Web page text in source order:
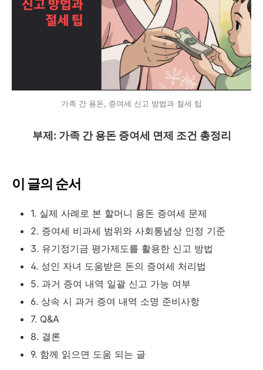
가족 간 용돈, 증여세 신고 방법과 절세 팁
부제: 가족 간 용돈 증여세 면제 조건 총정리
이 글의 순서
1. 실제 사례로 본 할머니 용돈 증여세 문제
2. 증여세 비과세 범위와 사회통념상 인정 기준
3. 유기정기금 평가제도를 활용한 신고 방법
4. 성인 자녀 도움받은 돈의 증여세 처리법
5. 과거 증여 내역 일괄 신고 가능 여부
6. 상속 시 과거 증여 내역 소명 준비사항
7. Q&A
8. 결론
9. 함께 읽으면 도움 되는 글